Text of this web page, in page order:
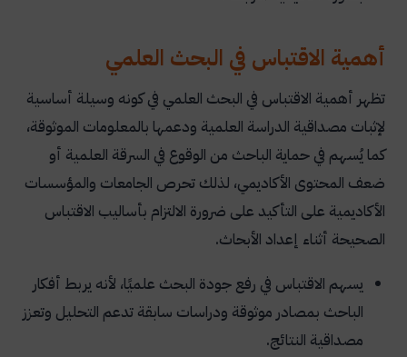
خدمات مؤسسة المنارة للاستشارات الأكاديمية في دعم
البحث العلمي
الأسئلة الشائعة
هل يجوز استخدام الاقتباس دون توثيق المصدر؟
هل توجد نسبة محددة للاقتباس المسموح به في
الرسائل العلمية؟
هل يمكن استخدام مواقع الإنترنت كمصادر للاقتباس؟
كيف يساعد الاقتباس في إعداد هيكل البحث؟
أهمية الاقتباس في البحث العلمي
تظهر أهمية الاقتباس في البحث العلمي في كونه وسيلة أساسية
لإثبات مصداقية الدراسة العلمية ودعمها بالمعلومات الموثوقة،
كما يُسهم في حماية الباحث من الوقوع في السرقة العلمية أو
ضعف المحتوى الأكاديمي، لذلك تحرص الجامعات والمؤسسات
الأكاديمية على التأكيد على ضرورة الالتزام بأساليب الاقتباس
الصحيحة أثناء إعداد الأبحاث.
يسهم الاقتباس في رفع جودة البحث علميًا، لأنه يربط أفكار
الباحث بمصادر موثوقة ودراسات سابقة تدعم التحليل وتعزز
مصداقية النتائج.